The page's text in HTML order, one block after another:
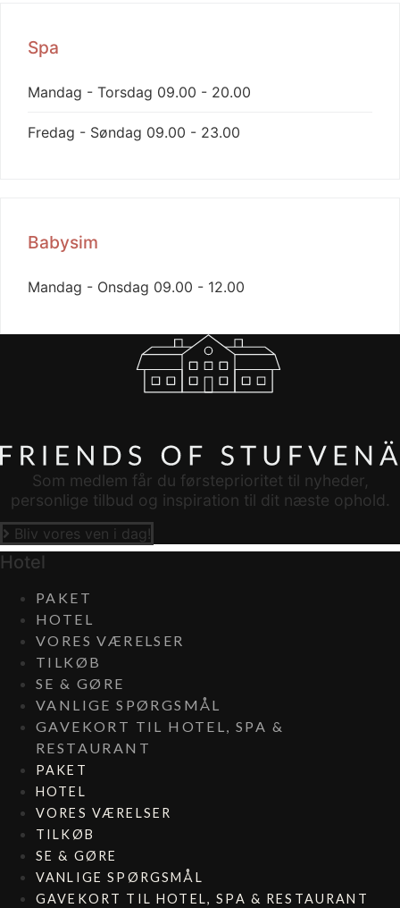
Spa
Mandag - Torsdag 09.00 - 20.00
Fredag - Søndag 09.00 - 23.00
Babysim
Mandag - Onsdag 09.00 - 12.00
Som medlem får du førsteprioritet til nyheder,
personlige tilbud og inspiration til dit næste ophold.
Bliv vores ven i dag!
Hotel
PAKET
HOTEL
VORES VÆRELSER
TILKØB
SE & GØRE
VANLIGE SPØRGSMÅL
GAVEKORT TIL HOTEL, SPA &
RESTAURANT​
PAKET
HOTEL
VORES VÆRELSER
TILKØB
SE & GØRE
VANLIGE SPØRGSMÅL
GAVEKORT TIL HOTEL, SPA & RESTAURANT​